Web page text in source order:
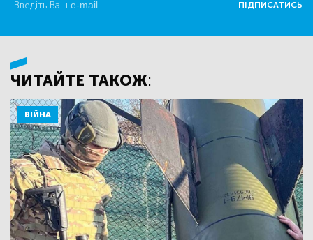
ПІДПИСАТИСЬ
ЧИТАЙТЕ ТАКОЖ:
ВІЙНА